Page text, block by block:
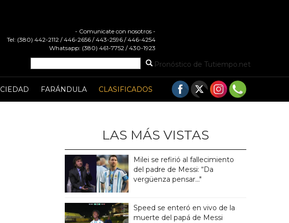
- Comunicate con nosotros -
Tel: (380) 442-2112 / 446-2656 / 443-2596 / 446-4254
Whatsapp: (380) 461-7752 / 430-1923
Pronóstico de Tutiempo.net
FARÁNDULA CLASIFICADOS
LAS MÁS VISTAS
Milei se refirió al fallecimiento
del padre de Messi: “Da
vergüenza pensar..."
Speed se enteró en vivo de la
muerte del papá de Messi